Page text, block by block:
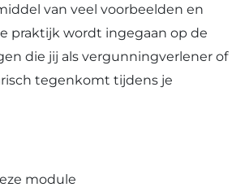
van veel voorbeelden en
praktijk wordt ingegaan op de
die jij als vergunningverlener of
tegenkomt tijdens je
module